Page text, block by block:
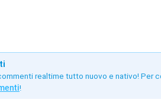
realtime tutto nuovo e nativo! Per
!